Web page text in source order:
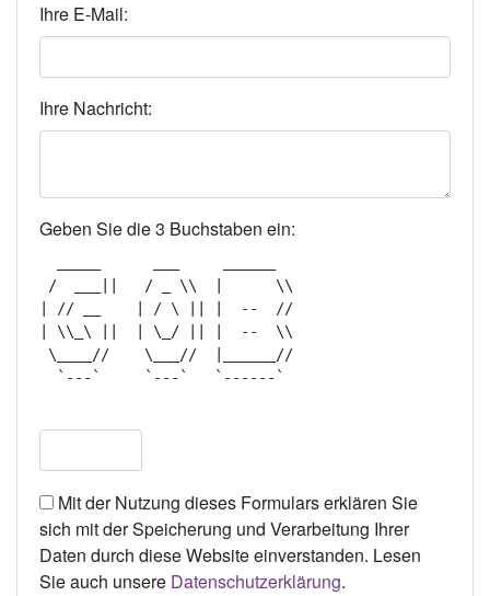
Ihre E-Mail:
Ihre Nachricht:
Geben Sie die 3 Buchstaben ein:
/  ___||   / _ \\  |      \\
| // __    | / \ || |  --  //
| \\_\ ||  | \_/ || |  --  \\
\____//    \___//  |______//
  `---`     `---`   `------`
Mit der Nutzung dieses Formulars erklären Sie
sich mit der Speicherung und Verarbeitung Ihrer
Daten durch diese Website einverstanden. Lesen
Sie auch unsere Datenschutzerklärung.